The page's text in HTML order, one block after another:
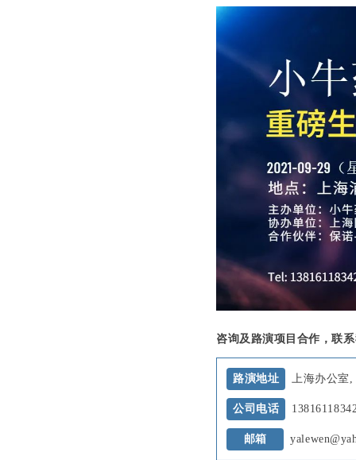
咨询及路演项目合作，联
路演地址 上海办公
公司电话
邮箱